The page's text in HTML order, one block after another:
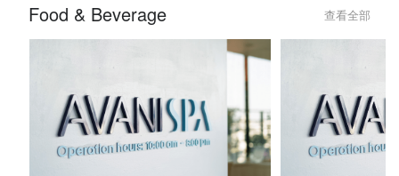
Food & Beverage 查看全部